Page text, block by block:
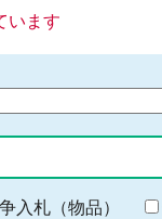
います
入札（物品）